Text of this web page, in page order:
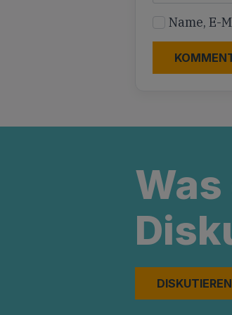
Name, E-
Was
DISKUTIEREN